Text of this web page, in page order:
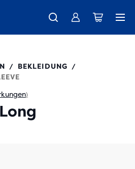
für Mitglieder. Join us
ist da - Shop Damen Herren
Kollektion - Jetzt kaufen
/ BEKLEIDUNG
/
)